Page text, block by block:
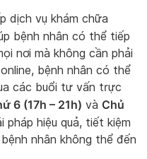
dịch vụ khám chữa
bệnh nhân có thể tiếp
nơi mà không cần phải
bệnh nhân có thể
các buổi tư vấn trực
6 (17h – 21h) và Chủ
pháp hiệu quả, tiết kiệm
nhân không thể đến